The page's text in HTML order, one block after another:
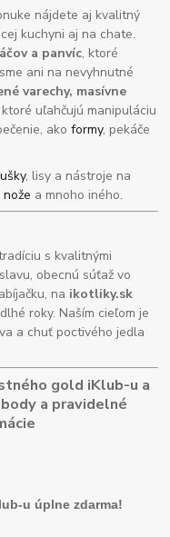
nájdete aj kvalitný
kuchyni aj na chate.
a panvíc, ktoré
ani na nevyhnutné
varechy, masívne
uľahčujú manipuláciu
akoformy, pekáče
, lisy a nástroje na
nože a mnoho iného.
s kvalitnými
obecnú súťaž vo
na ikotliky.sk
roky. Naším cieľom je
a chuť poctivého jedla
gold iKlub-u a
a pravidelné
u úplne zdarma!